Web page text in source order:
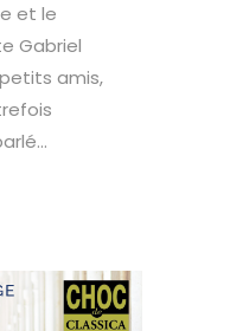
et le
Gabriel
amis,